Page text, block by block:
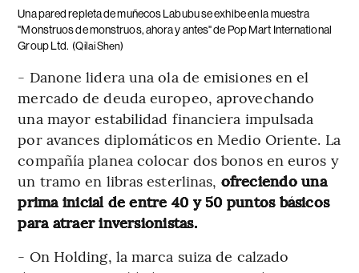
Una pared repleta de muñecos Labubu se exhibe en la muestra
"Monstruos de monstruos, ahora y antes" de Pop Mart International
Group Ltd. (Qilai Shen)
- Danone lidera una ola de emisiones en el
mercado de deuda europeo, aprovechando
una mayor estabilidad financiera impulsada
por avances diplomáticos en Medio Oriente. La
compañía planea colocar dos bonos en euros y
un tramo en libras esterlinas, ofreciendo una
prima inicial de entre 40 y 50 puntos básicos
para atraer inversionistas.
- On Holding, la marca suiza de calzado